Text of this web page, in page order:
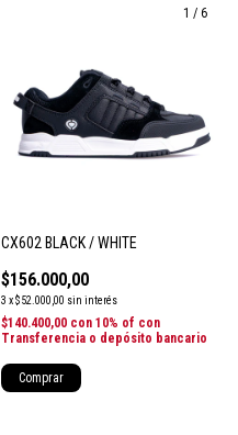
1 / 6
CX602 BLACK / WHITE
$156.000,00
3 x$52.000,00 sin interés
$140.400,00 con 10% of con
Transferencia o depósito bancario
Comprar